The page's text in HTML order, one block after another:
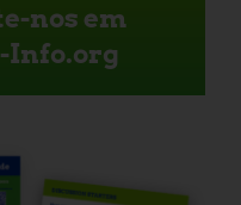
nos em
Info.org